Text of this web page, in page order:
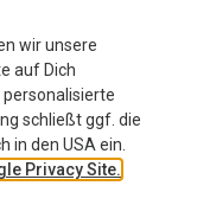
wir unsere
auf Dich
schließt ggf. die
in den USA ein.
Privacy Site.